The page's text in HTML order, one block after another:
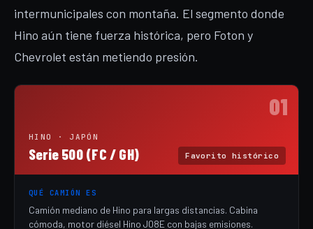
intermunicipales con montaña. El segmento donde
Hino aún tiene fuerza histórica, pero Foton y
Chevrolet están metiendo presión.
01
HINO · JAPÓN
Serie 500 (FC / GH) Favorito histórico
QUÉ CAMIÓN ES
Camión mediano de Hino para largas distancias. Cabina
cómoda, motor diésel Hino J08E con bajas emisiones.